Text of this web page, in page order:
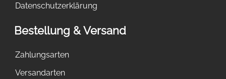
Datenschutzerklärung
Bestellung & Versand
Zahlungsarten
Versandarten